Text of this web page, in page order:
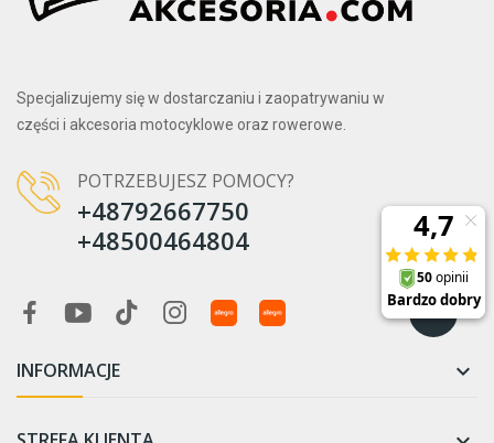
Specjalizujemy się w dostarczaniu i zaopatrywaniu w
części i akcesoria motocyklowe oraz rowerowe.
POTRZEBUJESZ POMOCY?
+48792667750
+48500464804
INFORMACJE 